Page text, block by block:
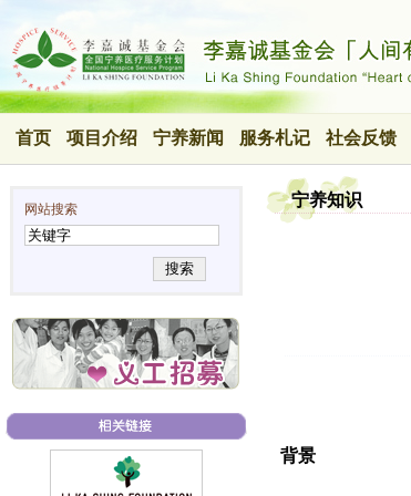
首页 项目介绍 宁养新闻 服务札记 社会反馈
网站搜索
搜索
宁养知识
背景